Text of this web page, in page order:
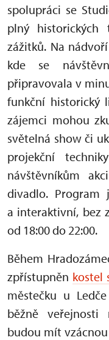
spolupráci se
plný historických
zážitků. Na
kde se
připravovala v
funkční historický
zájemci mohou
světelná show či
projekční
návštěvníkům
divadlo. Program
a interaktivní, bez
od 18:00 do 22:00.
Během
zpřístupněn kostel
městečku u
běžně veřejnosti
budou mít